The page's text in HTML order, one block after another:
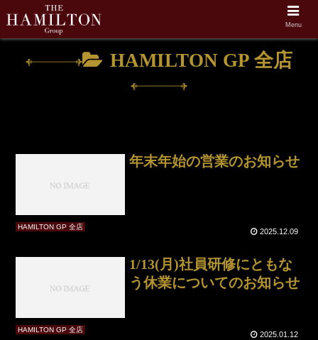
ホーム HAMILTON GP 全店
HAMILTON GP 全店
HAMILTON GP 全店
年末年始の営業のお知らせ
2025.12.09
HAMILTON GP 全店
1/13(月)社員研修にともな
う休業についてのお知らせ
2025.01.12
Menu